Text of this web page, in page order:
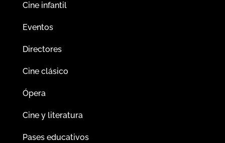
Cine infantil
Eventos
Directores
Cine clásico
Ópera
Cine y literatura
Pases educativos